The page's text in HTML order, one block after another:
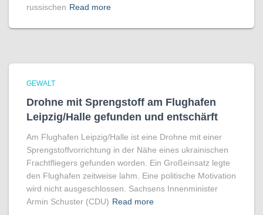
russischen Read more
GEWALT
Drohne mit Sprengstoff am Flughafen
Leipzig/Halle gefunden und entschärft
Am Flughafen Leipzig/Halle ist eine Drohne mit einer
Sprengstoffvorrichtung in der Nähe eines ukrainischen
Frachtfliegers gefunden worden. Ein Großeinsatz legte
den Flughafen zeitweise lahm. Eine politische Motivation
wird nicht ausgeschlossen. Sachsens Innenminister
Armin Schuster (CDU) Read more